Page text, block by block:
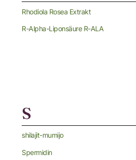
Rhodiola Rosea Extrakt
R-Alpha-Liponsäure R-ALA
S
shilajit-mumijo
Spermidin